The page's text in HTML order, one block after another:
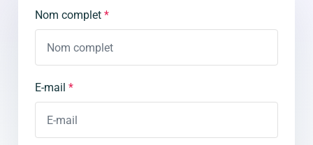
Nom complet *
E-mail *